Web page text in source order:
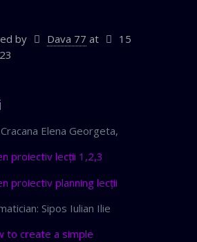
by Dava 77 at
15
Elena Georgeta,
proiectiv lecții 1,2,3
proiectiv planning lecții
Sipos Iulian Ilie
to create a simple